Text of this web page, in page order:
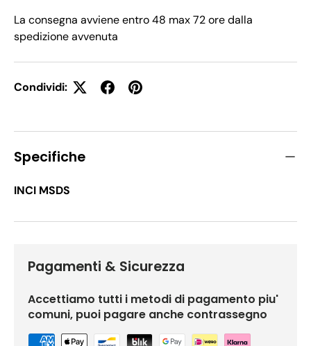
La consegna avviene entro 48 max 72 ore dalla
spedizione avvenuta
Condividi:
Specifiche
INCI MSDS
Pagamenti & Sicurezza
Accettiamo tutti i metodi di pagamento piu'
comuni, puoi pagare anche contrassegno